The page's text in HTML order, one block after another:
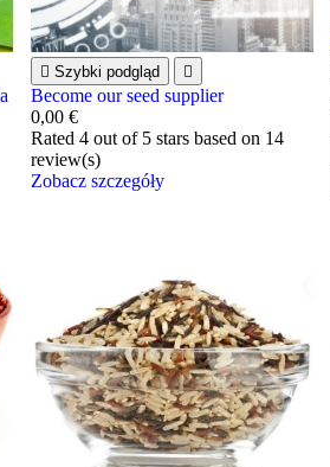
 Szybki podgląd 
Become our seed supplier
0,00 €
Rated4 out of 5 stars based on 14
review(s)
Zobacz szczegóły